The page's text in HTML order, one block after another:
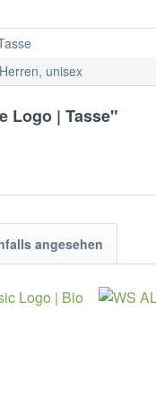
unisex
Logo | Tasse"
angesehen